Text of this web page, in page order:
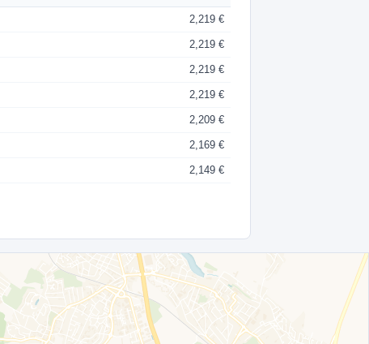
2,219 €
2,219 €
2,219 €
2,219 €
2,209 €
2,169 €
2,149 €